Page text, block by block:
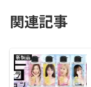
関連記事
新製品